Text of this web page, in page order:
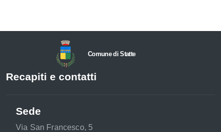
Comune di Statte
Recapiti e contatti
Sede
Via San Francesco, 5